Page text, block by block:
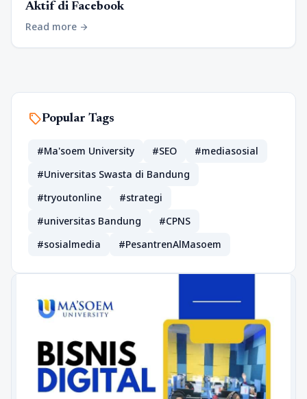
Aktif di Facebook
Read more arrow_forward
sellPopular Tags
#Ma'soem University #SEO
#mediasosial
#Universitas Swasta di Bandung
#tryoutonline
#strategi
#universitas Bandung
#CPNS
#sosialmedia
#PesantrenAlMasoem